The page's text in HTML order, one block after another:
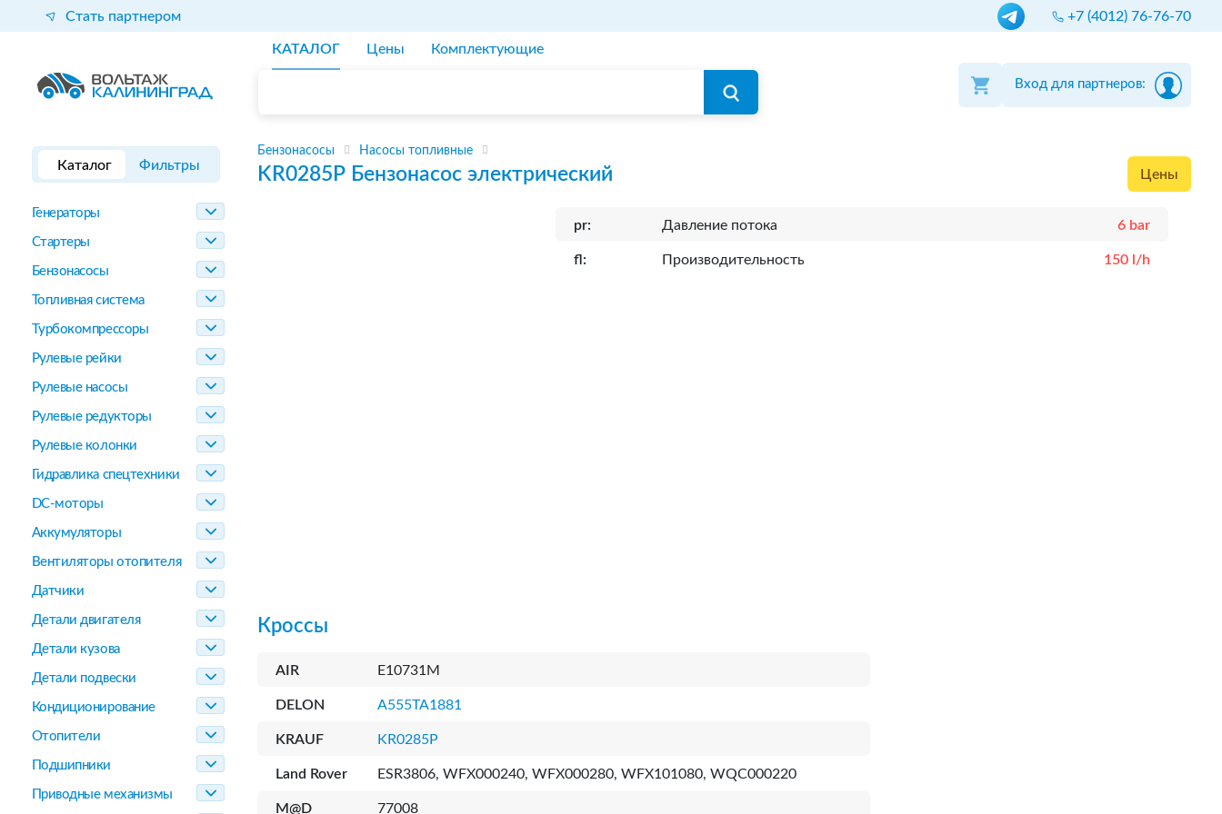
Стать партнером +7 (4012) 76-76-70
КАТАЛОГ Цены Комплектующие
Вход для партнеров:
Каталог Фильтры
Генераторы
Стартеры
Бензонасосы
Топливная система
Турбокомпрессоры
Рулевые рейки
Рулевые насосы
Рулевые редукторы
Рулевые колонки
Гидравлика спецтехники
DC-моторы
Аккумуляторы
Вентиляторы отопителя
Датчики
Детали двигателя
Детали кузова
Детали подвески
Кондиционирование
Отопители
Подшипники
Приводные механизмы
Бензонасосы Насосы топливные
KR0285P Бензонасос электрический Цены
pr: Давление потока 6 bar
fl: Производительность 150 l/h
Кроссы
AIR E10731M
DELON A555TA1881
KRAUF KR0285P
Land Rover ESR3806, WFX000240, WFX000280, WFX101080, WQC000220
M@D 77008